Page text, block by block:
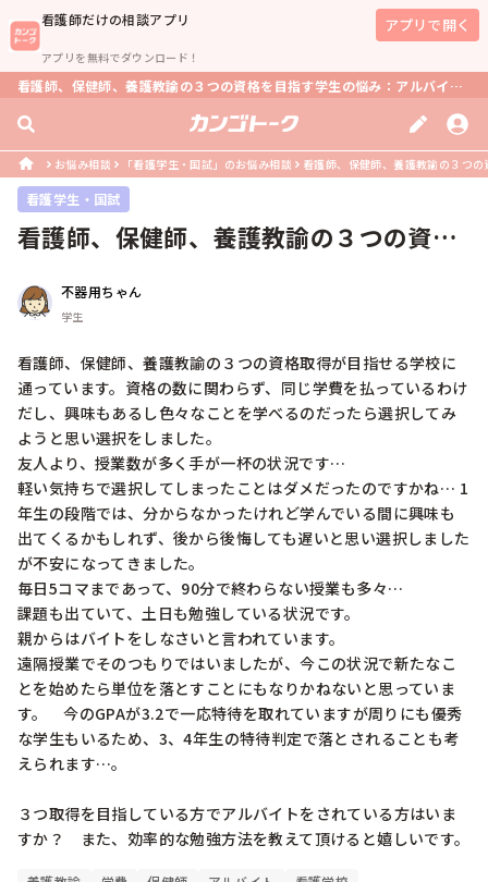
看護師だけの相談アプリ
アプリを無料でダウンロード！
アプリで開く
看護師、保健師、養護教諭の３つの資格を目指す学生の悩み：アルバイトと勉強の両立は可能？
お悩み相談 「看護学生・国試」のお悩み相談 看護師、保健師、養護教諭の３つ
看護学生・国試
看護師、保健師、養護教諭の３つの資格
不器用ちゃん
学生
看護師、保健師、養護教諭の３つの資格取得が目指せる学校に
通っています。資格の数に関わらず、同じ学費を払っているわけ
だし、興味もあるし色々なことを学べるのだったら選択してみ
ようと思い選択をしました。
友人より、授業数が多く手が一杯の状況です…
軽い気持ちで選択してしまったことはダメだったのですかね… 1
年生の段階では、分からなかったけれど学んでいる間に興味も
出てくるかもしれず、後から後悔しても遅いと思い選択しました
が不安になってきました。
毎日5コマまであって、90分で終わらない授業も多々…
課題も出ていて、土日も勉強している状況です。
親からはバイトをしなさいと言われています。
遠隔授業でそのつもりではいましたが、今この状況で新たなこ
とを始めたら単位を落とすことにもなりかねないと思っていま
す。　今のGPAが3.2で一応特待を取れていますが周りにも優秀
な学生もいるため、3、4年生の特待判定で落とされることも考
えられます…。
３つ取得を目指している方でアルバイトをされている方はいま
すか？　また、効率的な勉強方法を教えて頂けると嬉しいです。